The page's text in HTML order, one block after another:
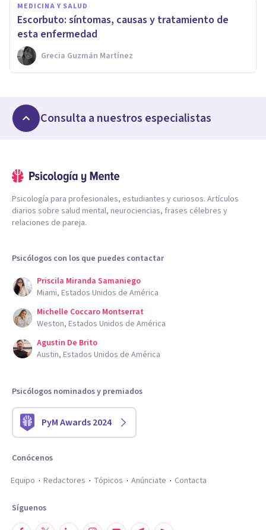
MEDICINA Y SALUD
Escorbuto: síntomas, causas y tratamiento de
esta enfermedad
Grecia Guzmán Martínez
Consulta a nuestros especialistas
Psicología para profesionales, estudiantes y curiosos. Artículos
diarios sobre salud mental, neurociencias, frases célebres y
relaciones de pareja.
Psicólogos con los que puedes contactar
Priscila Miranda Samaniego
Miami, Estados Unidos de América
Michelle Coccaro Montserrat
Weston, Estados Unidos de América
Agustin De Brito
Austin, Estados Unidos de América
Psicólogos nominados y premiados
PyM Awards 2024
Conócenos
Equipo
Redactores Tópicos Anúnciate Contacta
Síguenos